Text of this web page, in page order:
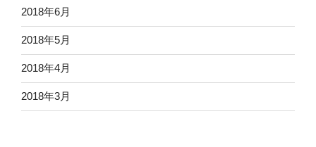
2018年6月
2018年5月
2018年4月
2018年3月